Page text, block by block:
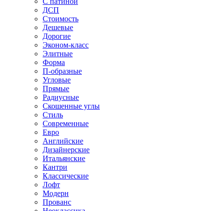
ДСП
Стоимость
Дешевые
Дорогие
Эконом-класс
Элитные
Форма
П-образные
Угловые
Прямые
Радиусные
Скошенные углы
Стиль
Современные
Евро
Английские
Дизайнерские
Итальянские
Кантри
Классические
Лофт
Модерн
Прованс